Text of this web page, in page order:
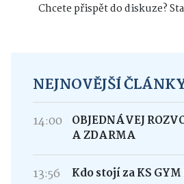
Chcete přispět do diskuze?
NEJNOVĚJŠÍ
14:00
OBJEDNÁVEJ
A ZDARMA
13:56 Kdo stojí za KS